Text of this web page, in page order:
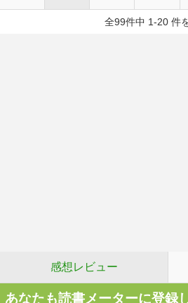
全99件中 1-20 件
感想レビュー
あなたも読書メーターに登録